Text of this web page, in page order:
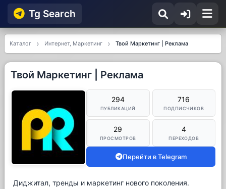
Tg Searсh
Каталог Интернет, Маркетинг Твой Маркетинг | Реклама
Твой Маркетинг | Реклама
294
ПУБЛИКАЦИЙ
716
ПОДПИСЧИКОВ
29
ПРОСМОТРОВ
4
ПЕРЕХОДОВ
Перейти в Telegram
Диджитал, тренды и маркетинг нового поколения.